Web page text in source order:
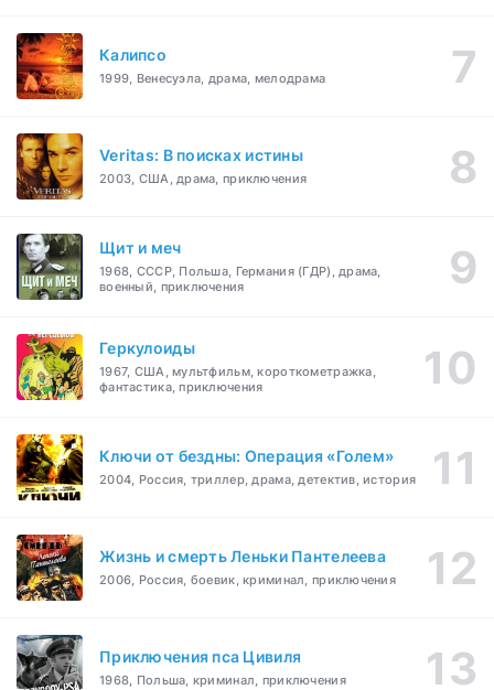
Калипсо
1999, Венесуэла, драма, мелодрама
Veritas: В поисках истины
2003, США, драма, приключения
Щит и меч
1968, СССР, Польша, Германия (ГДР), драма,
военный, приключения
Геркулоиды
1967, США, мультфильм, короткометражка,
фантастика, приключения
Ключи от бездны: Операция «Голем»
2004, Россия, триллер, драма, детектив, история
Жизнь и смерть Леньки Пантелеева
2006, Россия, боевик, криминал, приключения
Приключения пса Цивиля
1968, Польша, криминал, приключения